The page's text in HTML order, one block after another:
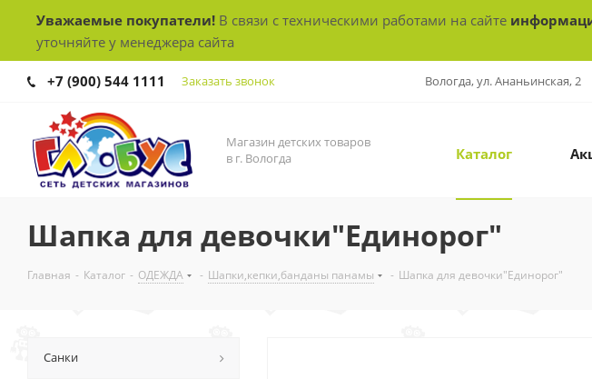
Уважаемые покупатели! В связи с техническими работами на сайте
уточняйте у менеджера сайта
+7 (900) 544 1111 Заказать звонок Вологда, ул. Ананьинская, 2
Магазин детских товаров
в г. Вологда
Каталог
Шапка для девочки"Единорог"
Главная - Каталог - ОДЕЖДА - Шапки,кепки,банданы панамы - Шапка для девочки"Единорог"
Санки